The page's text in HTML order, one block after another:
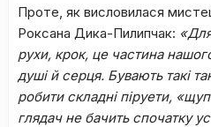
Проте, як висловилася
Роксана Дика-Пилипчак: «Д
рухи, крок, це частина
душі й серця. Бувають такі
робити складні піруети,
глядач не бачить спочатку